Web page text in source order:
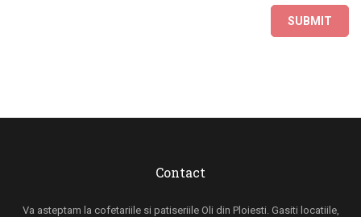
Contact
Va asteptam la cofetariile si patiseriile Oli din Ploiesti. Gasiti locatiile,